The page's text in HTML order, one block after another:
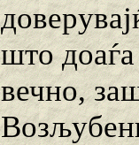
што
вечно,